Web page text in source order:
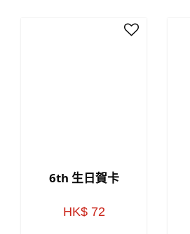
6th 生日賀卡
HK$ 72